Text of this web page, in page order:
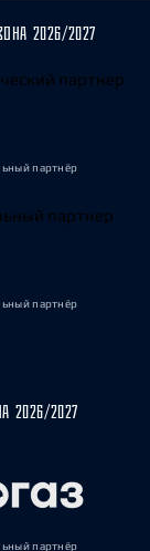
2026/2027
партнёр
партнёр
2026/2027
партнёр